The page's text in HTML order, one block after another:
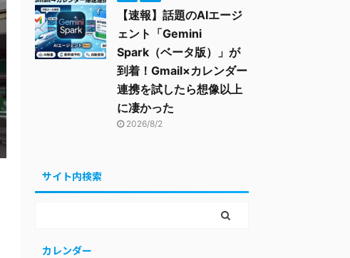
【速報】話題のAIエージ
ェント「Gemini
Spark（ベータ版）」が
到着！Gmail×カレンダー
連携を試したら想像以上
に凄かった
2026/8/2
サイト内検索
カレンダー